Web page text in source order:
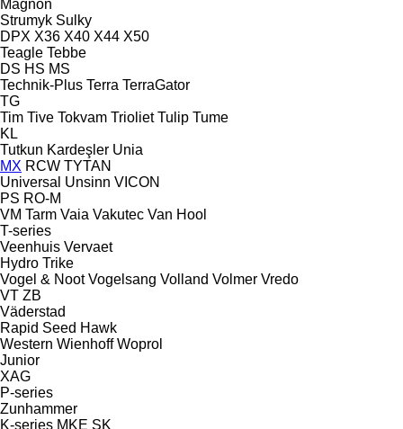
Magnon
Strumyk Sulky
DPX X36 X40 X44 X50
Teagle Tebbe
DS HS MS
Technik-Plus Terra TerraGator
TG
Tim Tive Tokvam Trioliet Tulip Tume
KL
Tutkun Kardeşler Unia
MX RCW TYTAN
Universal Unsinn VICON
PS RO-M
VM Tarm Vaia Vakutec Van Hool
T-series
Veenhuis Vervaet
Hydro Trike
Vogel & Noot Vogelsang Volland Volmer Vredo
VT ZB
Väderstad
Rapid Seed Hawk
Western Wienhoff Woprol
Junior
XAG
P-series
Zunhammer
K-series MKE SK